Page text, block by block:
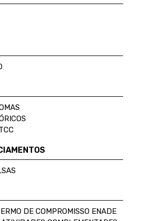
DE COMPROMISSO ENADE